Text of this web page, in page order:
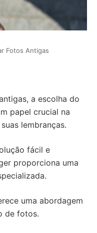
Fotos Antigas
a escolha do
papel crucial na
lembranças.
fácil e
proporciona uma
uma abordagem
de fotos.